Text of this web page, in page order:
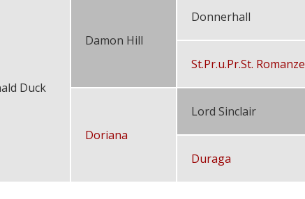
Duck
Damon Hill
Donnerhall
St.Pr.u.Pr.St. Romanze
Doriana
Lord Sinclair
Duraga